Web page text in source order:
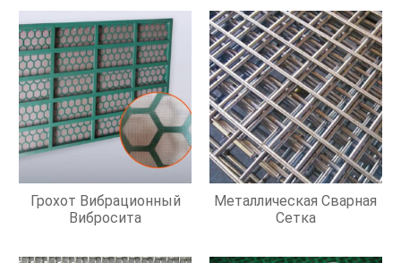
Грохот Вибрационный
Вибросита
Металлическая Сварная
Сетка